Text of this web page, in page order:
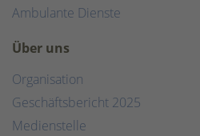
Ambulante Dienste
Über uns
Organisation
Geschäftsbericht 2025
Medienstelle